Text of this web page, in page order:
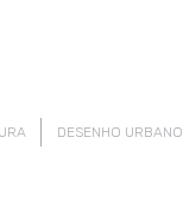
DESENHO URBANO